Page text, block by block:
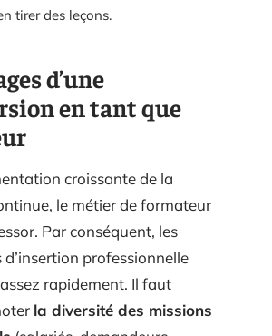
tirer des leçons.
d’une
en tant que
croissante de la
le métier de formateur
Par conséquent, les
d’insertion professionnelle
rapidement. Il faut
la diversité des missions